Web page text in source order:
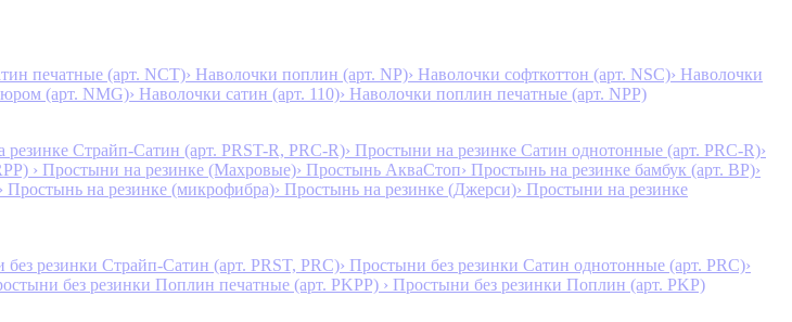
печатные (арт. NCT)› Наволочки поплин (арт. NP)› Наволочки софткоттон (арт. NSC)› Наволочки
(арт. NMG)› Наволочки сатин (арт. 110)› Наволочки поплин печатные (арт. NPP)
резинке Страйп-Сатин (арт. PRST-R, PRC-R)› Простыни на резинке Сатин однотонные (арт. PRC-R)›
› Простыни на резинке (Махровые)› Простынь АкваСтоп› Простынь на резинке бамбук (арт. BP)›
› Простынь на резинке (микрофибра)› Простынь на резинке (Джерси)› Простыни на резинке
без резинки Страйп-Сатин (арт. PRST, PRC)› Простыни без резинки Сатин однотонные (арт. PRC)›
без резинки Поплин печатные (арт. PKPP) › Простыни без резинки Поплин (арт. PKP)